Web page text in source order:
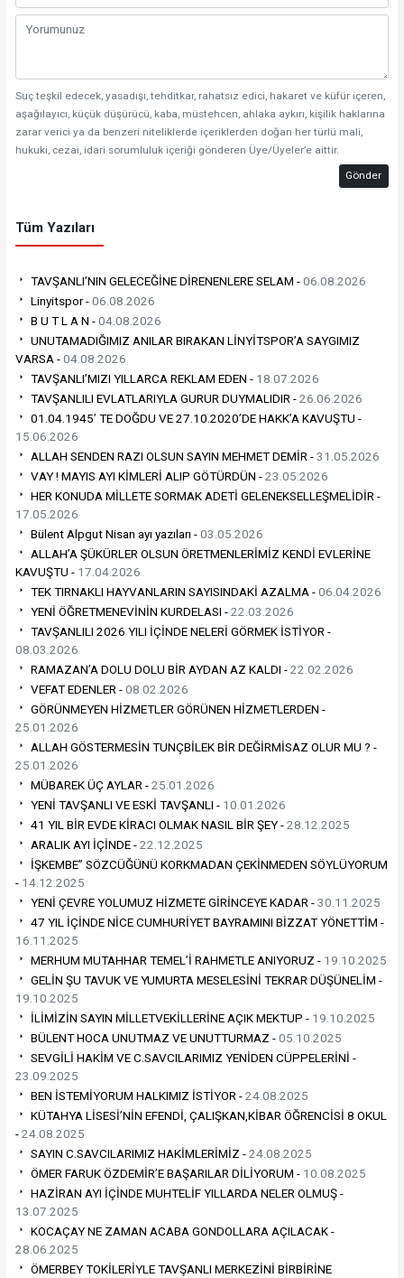
Suç teşkil edecek, yasadışı, tehditkar, rahatsız edici, hakaret ve küfür içeren,
aşağılayıcı, küçük düşürücü, kaba, müstehcen, ahlaka aykırı, kişilik haklarına
zarar verici ya da benzeri niteliklerde içeriklerden doğan her türlü mali,
hukuki, cezai, idari sorumluluk içeriği gönderen Üye/Üyeler’e aittir.
Gönder
Tüm Yazıları
TAVŞANLI’NIN GELECEĞİNE DİRENENLERE SELAM -06.08.2026
Linyitspor -06.08.2026
B U T L A N -04.08.2026
UNUTAMADIĞIMIZ ANILAR BIRAKAN LİNYİTSPOR’A SAYGIMIZ
VARSA -04.08.2026
TAVŞANLI’MIZI YILLARCA REKLAM EDEN - 18.07.2026
TAVŞANLILI EVLATLARIYLA GURUR DUYMALIDIR -26.06.2026
01.04.1945’ TE DOĞDU VE 27.10.2020’DE HAKK’A KAVUŞTU -
15.06.2026
ALLAH SENDEN RAZI OLSUN SAYIN MEHMET DEMİR -31.05.2026
VAY ! MAYIS AYI KİMLERİ ALIP GÖTÜRDÜN -23.05.2026
HER KONUDA MİLLETE SORMAK ADETİ GELENEKSELLEŞMELİDİR -
17.05.2026
Bülent Alpgut Nisan ayı yazıları -03.05.2026
ALLAH’A ŞÜKÜRLER OLSUN ÖRETMENLERİMİZ KENDİ EVLERİNE
KAVUŞTU - 17.04.2026
TEK TIRNAKLI HAYVANLARIN SAYISINDAKİ AZALMA -06.04.2026
YENİ ÖĞRETMENEVİNİN KURDELASI -22.03.2026
TAVŞANLILI 2026 YILI İÇİNDE NELERİ GÖRMEK İSTİYOR -
08.03.2026
RAMAZAN’A DOLU DOLU BİR AYDAN AZ KALDI -22.02.2026
VEFAT EDENLER -08.02.2026
GÖRÜNMEYEN HİZMETLER GÖRÜNEN HİZMETLERDEN -
25.01.2026
ALLAH GÖSTERMESİN TUNÇBİLEK BİR DEĞİRMİSAZ OLUR MU ? -
25.01.2026
MÜBAREK ÜÇ AYLAR -25.01.2026
YENİ TAVŞANLI VE ESKİ TAVŞANLI - 10.01.2026
41 YIL BİR EVDE KİRACI OLMAK NASIL BİR ŞEY -28.12.2025
ARALIK AYI İÇİNDE -22.12.2025
İŞKEMBE” SÖZCÜĞÜNÜ KORKMADAN ÇEKİNMEDEN SÖYLÜYORUM
- 14.12.2025
YENİ ÇEVRE YOLUMUZ HİZMETE GİRİNCEYE KADAR -30.11.2025
47 YIL İÇİNDE NİCE CUMHURİYET BAYRAMINI BİZZAT YÖNETTİM -
16.11.2025
MERHUM MUTAHHAR TEMEL’İ RAHMETLE ANIYORUZ - 19.10.2025
GELİN ŞU TAVUK VE YUMURTA MESELESİNİ TEKRAR DÜŞÜNELİM -
19.10.2025
İLİMİZİN SAYIN MİLLETVEKİLLERİNE AÇIK MEKTUP - 19.10.2025
BÜLENT HOCA UNUTMAZ VE UNUTTURMAZ -05.10.2025
SEVGİLİ HAKİM VE C.SAVCILARIMIZ YENİDEN CÜPPELERİNİ -
23.09.2025
BEN İSTEMİYORUM HALKIMIZ İSTİYOR -24.08.2025
KÜTAHYA LİSESİ’NİN EFENDİ, ÇALIŞKAN,KİBAR ÖĞRENCİSİ 8 OKUL
-24.08.2025
SAYIN C.SAVCILARIMIZ HAKİMLERİMİZ -24.08.2025
ÖMER FARUK ÖZDEMİR’E BAŞARILAR DİLİYORUM - 10.08.2025
HAZİRAN AYI İÇİNDE MUHTELİF YILLARDA NELER OLMUŞ -
13.07.2025
KOCAÇAY NE ZAMAN ACABA GONDOLLARA AÇILACAK -
28.06.2025
ÖMERBEY TOKİLERİYLE TAVŞANLI MERKEZİNİ BİRBİRİNE